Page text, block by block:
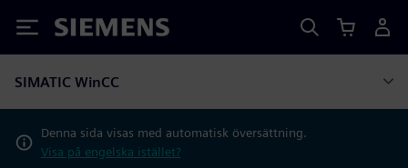
Siemens
SIMATIC WinCC
Denna sida visas med automatisk översättning.
Visa på engelska istället?